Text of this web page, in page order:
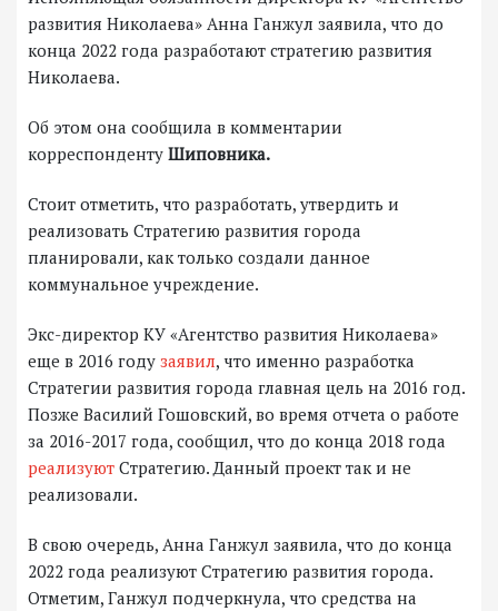
развития Николаева» Анна Ганжул заявила, что до
конца 2022 года разработают стратегию развития
Николаева.
Об этом она сообщила в комментарии
корреспонденту Шиповника.
Стоит отметить, что разработать, утвердить и
реализовать Стратегию развития города
планировали, как только создали данное
коммунальное учреждение.
Экс-директор КУ «Агентство развития Николаева»
еще в 2016 году заявил, что именно разработка
Стратегии развития города главная цель на 2016 год.
Позже Василий Гошовский, во время отчета о работе
за 2016-2017 года, сообщил, что до конца 2018 года
реализуют Стратегию. Данный проект так и не
реализовали.
В свою очередь, Анна Ганжул заявила, что до конца
2022 года реализуют Стратегию развития города.
Отметим, Ганжул подчеркнула, что средства на